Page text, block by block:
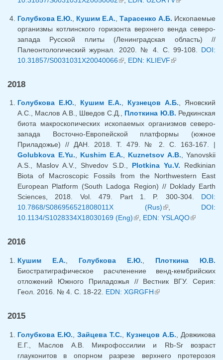
Голубкова Е.Ю.
Кушим Е.А. Тарасенко А.Б. Ископаемые
организмы котлинского горизонта верхнего венда северо-
запада Русской плиты (Ленинградская область) //
Палеонтологический журнал. 2020. № 4. С. 99-108. DOI:
10.31857/S0031031X20040066(link is external)
EDN: KLIEVF(link is
2018
Голубкова Е.Ю., Кушим Е.А., Кузнецов А.Б., Яновский
А.С., Маслов А.В., Шведов С.Д., Плоткина Ю.В. Редкинская
биота макроскопических ископаемых организмов северо-
запада Восточно-Европейской платформы (южное
Приладожье) // ДАН. 2018. Т. 479. № 2. С. 163-167. |
Golubkova E.Yu., Kushim E.A., Kuznetsov A.B., Yanovskii
A.S., Maslov A.V., Shvedov S.D., Plotkina Yu.V. Redkinian
Biota of Macroscopic Fossils from the Northwestern East
European Platform (South Ladoga Region) // Doklady Earth
Sciences, 2018. Vol. 479. Part 1. P. 300-304. DOI:
10.7868/S086956521808011X (Rus)(link is external)
, DOI:
10.1134/S1028334X18030169 (Eng)(link is external)
, EDN: YSLAQO(link is
2016
Кушим Е.А. Голубкова Е.Ю.
Плоткина Ю.В.
Биостратиграфическое расчленение венд-кембрийских
отложений Южного Приладожья // Вестник ВГУ. Серия:
Геол. 2016. № 4. С. 18-22. EDN: XGRGFH(link is external)
2015
Голубкова Е.Ю. Зайцева Т.С. Кузнецов А.Б. , Довжикова
Е.Г., Маслов А.В. Микрофоссилии и Rb-Sr возраст
глауконитов в опорном разрезе верхнего протерозоя